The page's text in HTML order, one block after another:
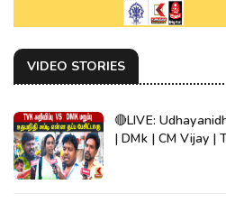
VIDEO STORIES
🔴LIVE:
| DMk | CM Vijay |